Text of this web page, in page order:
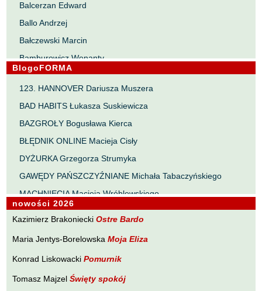
Balcerzan Edward
Ballo Andrzej
Bałczewski Marcin
Bamburowicz Wenanty
Bawołek Waldemar
Bereza Henryk
Berezin Kostia
Bielawa Jacek
Biernacka Alina
Bieszczad Maciej
Bigoszewska Maria
Bitner Dariusz
Błahy Jarosław
Chojnowski Zbigniew
BlogoFORMA
123. HANNOVER Dariusza Muszera
BAD HABITS Łukasza Suskiewicza
BAZGROŁY Bogusława Kierca
BŁĘDNIK ONLINE Macieja Cisły
DYŻURKA Grzegorza Strumyka
GAWĘDY PAŃSZCZYŹNIANE Michała Tabaczyńskiego
MACHNIĘCIA Macieja Wróblewskiego
MAŁOMIASTECZKOWE ZRYWY Zbigniewa Wojciechowicza
PISMO SZYBKIE Marty Zelwan
PLANETA Ewy Sonnenberg
PONIEWCZASIE. Eugeniusz Tkaczyszyn-Dycki
nowości 2026
Kazimierz BrakonieckiOstre Bardo
Maria Jentys-BorelowskaMoja Eliza
Konrad LiskowackiPomurnik
Tomasz MajzelŚwięty spokój